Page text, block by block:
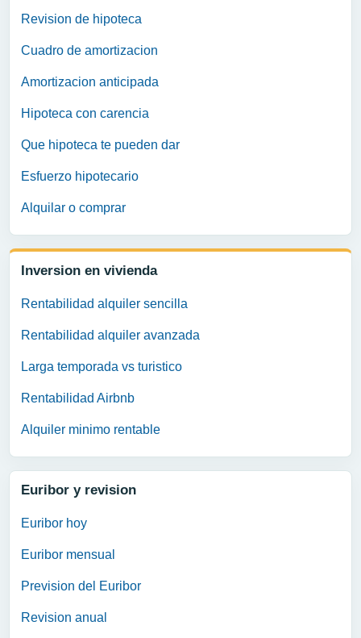
Revision de hipoteca
Cuadro de amortizacion
Amortizacion anticipada
Hipoteca con carencia
Que hipoteca te pueden dar
Esfuerzo hipotecario
Alquilar o comprar
Inversion en vivienda
Rentabilidad alquiler sencilla
Rentabilidad alquiler avanzada
Larga temporada vs turistico
Rentabilidad Airbnb
Alquiler minimo rentable
Euribor y revision
Euribor hoy
Euribor mensual
Prevision del Euribor
Revision anual